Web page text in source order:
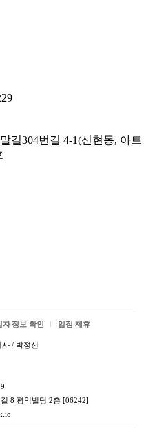
길304번길 4-1(신현동, 아트
자 정보 확인 입점 제휴
/ 박정신
8 평익빌딩 2층 [06242]